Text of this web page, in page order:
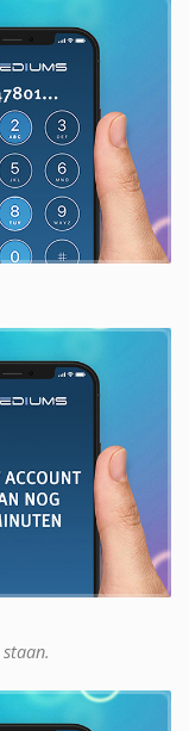
staan.